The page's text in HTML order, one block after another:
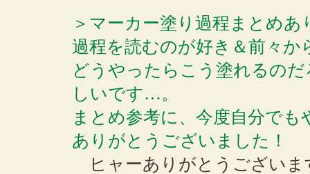
＞マーカー塗り過程まとめ
過程を読むのが好き＆前々
どうやったらこう塗れるの
しいです…。
まとめ参考に、今度自分で
ありがとうございました！
ヒャーありがとうございま